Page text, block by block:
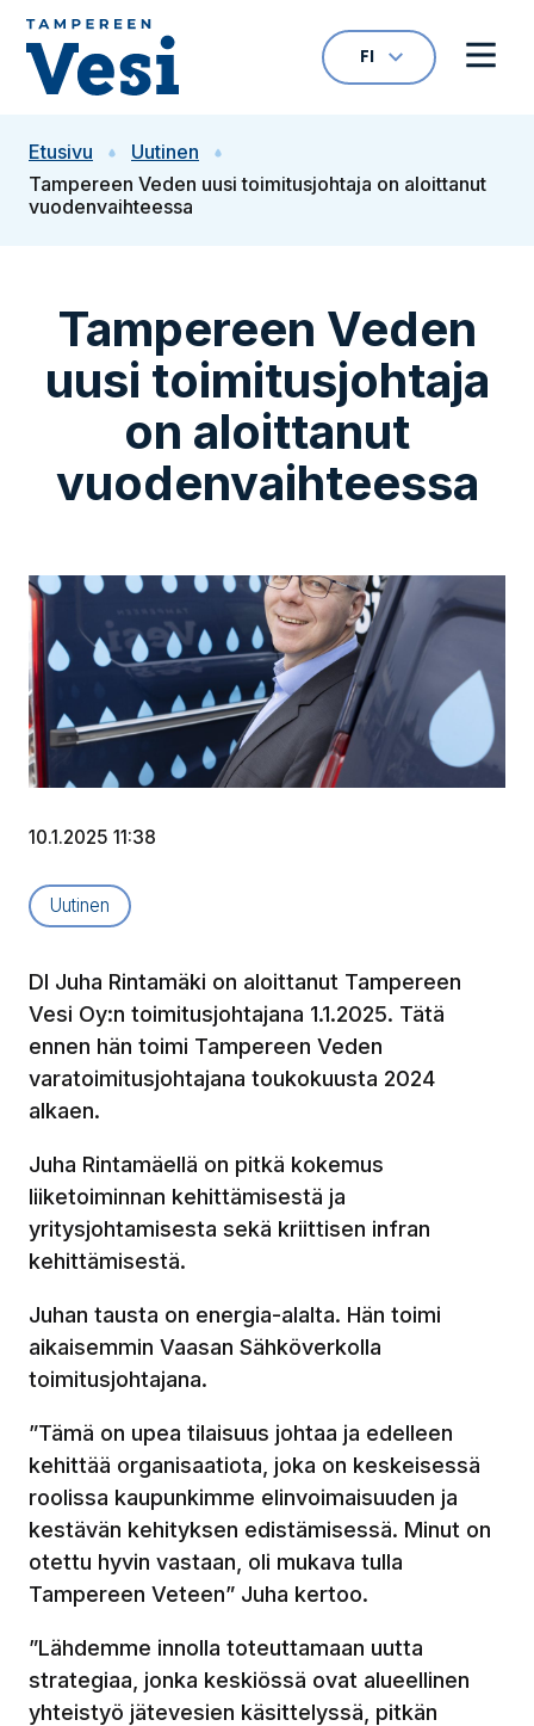
Siirry sisältöön
VALITTU KIELI:
FI
Avaa
Etusivu
Uutinen
Tampereen Veden uusi toimitusjohtaja on aloittanut
vuodenvaihteessa
Tampereen Veden
uusi toimitusjohtaja
on aloittanut
vuodenvaihteessa
10.1.2025 11:38
Artikkelityyppi:
Uutinen
DI Juha Rintamäki on aloittanut Tampereen
Vesi Oy:n toimitusjohtajana 1.1.2025. Tätä
ennen hän toimi Tampereen Veden
varatoimitusjohtajana toukokuusta 2024
alkaen.
Juha Rintamäellä on pitkä kokemus
liiketoiminnan kehittämisestä ja
yritysjohtamisesta sekä kriittisen infran
kehittämisestä.
Juhan tausta on energia-alalta. Hän toimi
aikaisemmin Vaasan Sähköverkolla
toimitusjohtajana.
”Tämä on upea tilaisuus johtaa ja edelleen
kehittää organisaatiota, joka on keskeisessä
roolissa kaupunkimme elinvoimaisuuden ja
kestävän kehityksen edistämisessä. Minut on
otettu hyvin vastaan, oli mukava tulla
Tampereen Veteen” Juha kertoo.
”Lähdemme innolla toteuttamaan uutta
strategiaa, jonka keskiössä ovat alueellinen
yhteistyö jätevesien käsittelyssä, pitkän